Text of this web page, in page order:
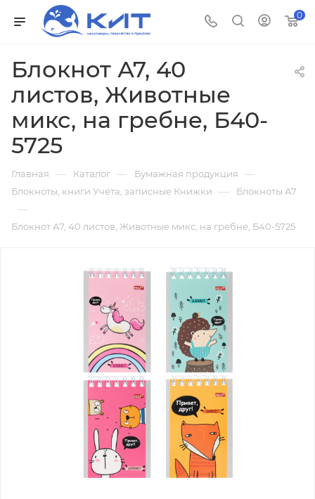
0
Блокнот А7, 40
листов, Животные
микс, на гребне, Б40-
5725
Главная — Каталог — Бумажная продукция —
Блокноты, книги Учёта, записные Книжки — Блокноты А7
—
Блокнот А7, 40 листов, Животные микс, на гребне, Б40-5725